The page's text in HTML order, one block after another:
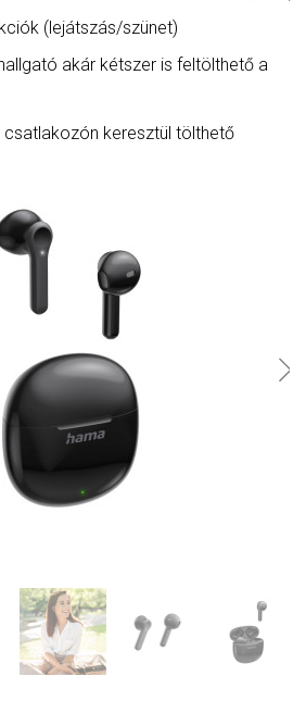
(lejátszás/szünet)
akár kétszer is feltölthető a
csatlakozón keresztül tölthető